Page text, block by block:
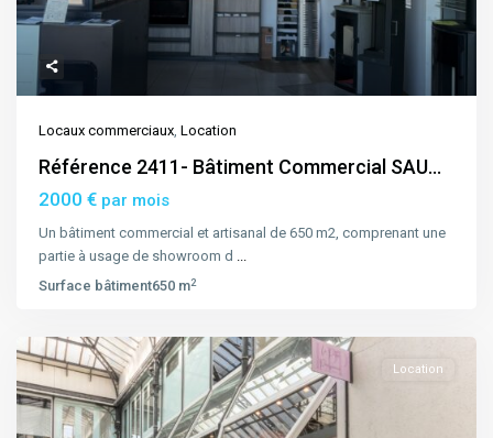
Locaux commerciaux, Location
Référence 2411- Bâtiment Commercial SAU...
2000 € par mois
Un bâtiment commercial et artisanal de 650 m2, comprenant une
partie à usage de showroom d ...
Surface bâtiment650 m2
Location